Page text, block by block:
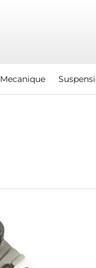
Mecanique